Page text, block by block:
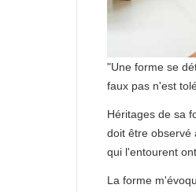
"Une forme se
faux pas n'est
Héritages de sa
doit être observé
qui l'entourent
La forme